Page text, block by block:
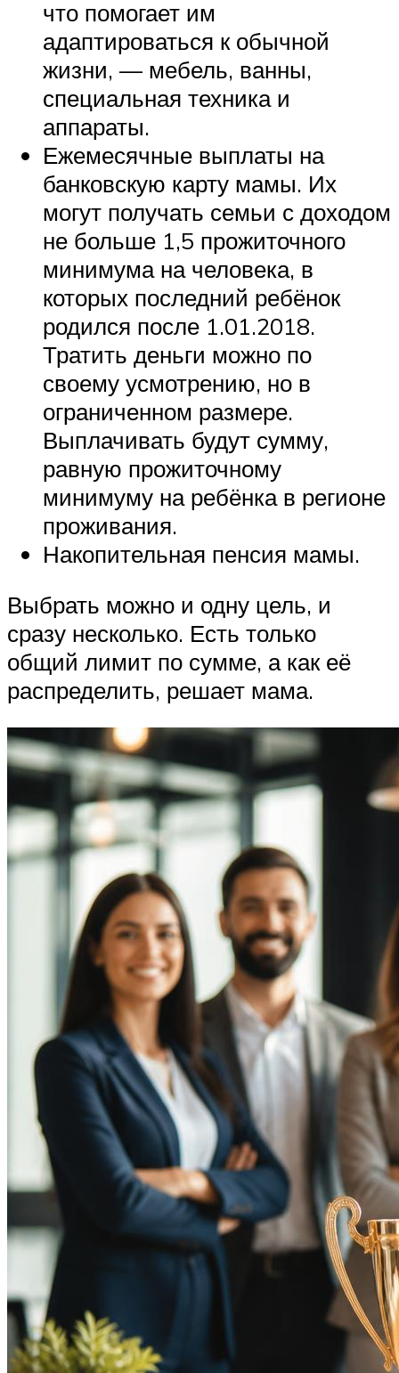
что помогает им
адаптироваться к обычной
жизни, — мебель, ванны,
специальная техника и
аппараты.
Ежемесячные выплаты на
банковскую карту мамы. Их
могут получать семьи с доходом
не больше 1,5 прожиточного
минимума на человека, в
которых последний ребёнок
родился после 1.01.2018.
Тратить деньги можно по
своему усмотрению, но в
ограниченном размере.
Выплачивать будут сумму,
равную прожиточному
минимуму на ребёнка в регионе
проживания.
Накопительная пенсия мамы.
Выбрать можно и одну цель, и
сразу несколько. Есть только
общий лимит по сумме, а как её
распределить, решает мама.